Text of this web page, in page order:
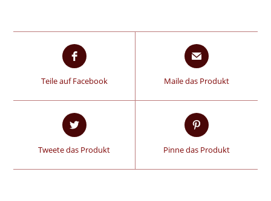
Teile auf Facebook Maile das Produkt
Tweete das Produkt Pinne das Produkt